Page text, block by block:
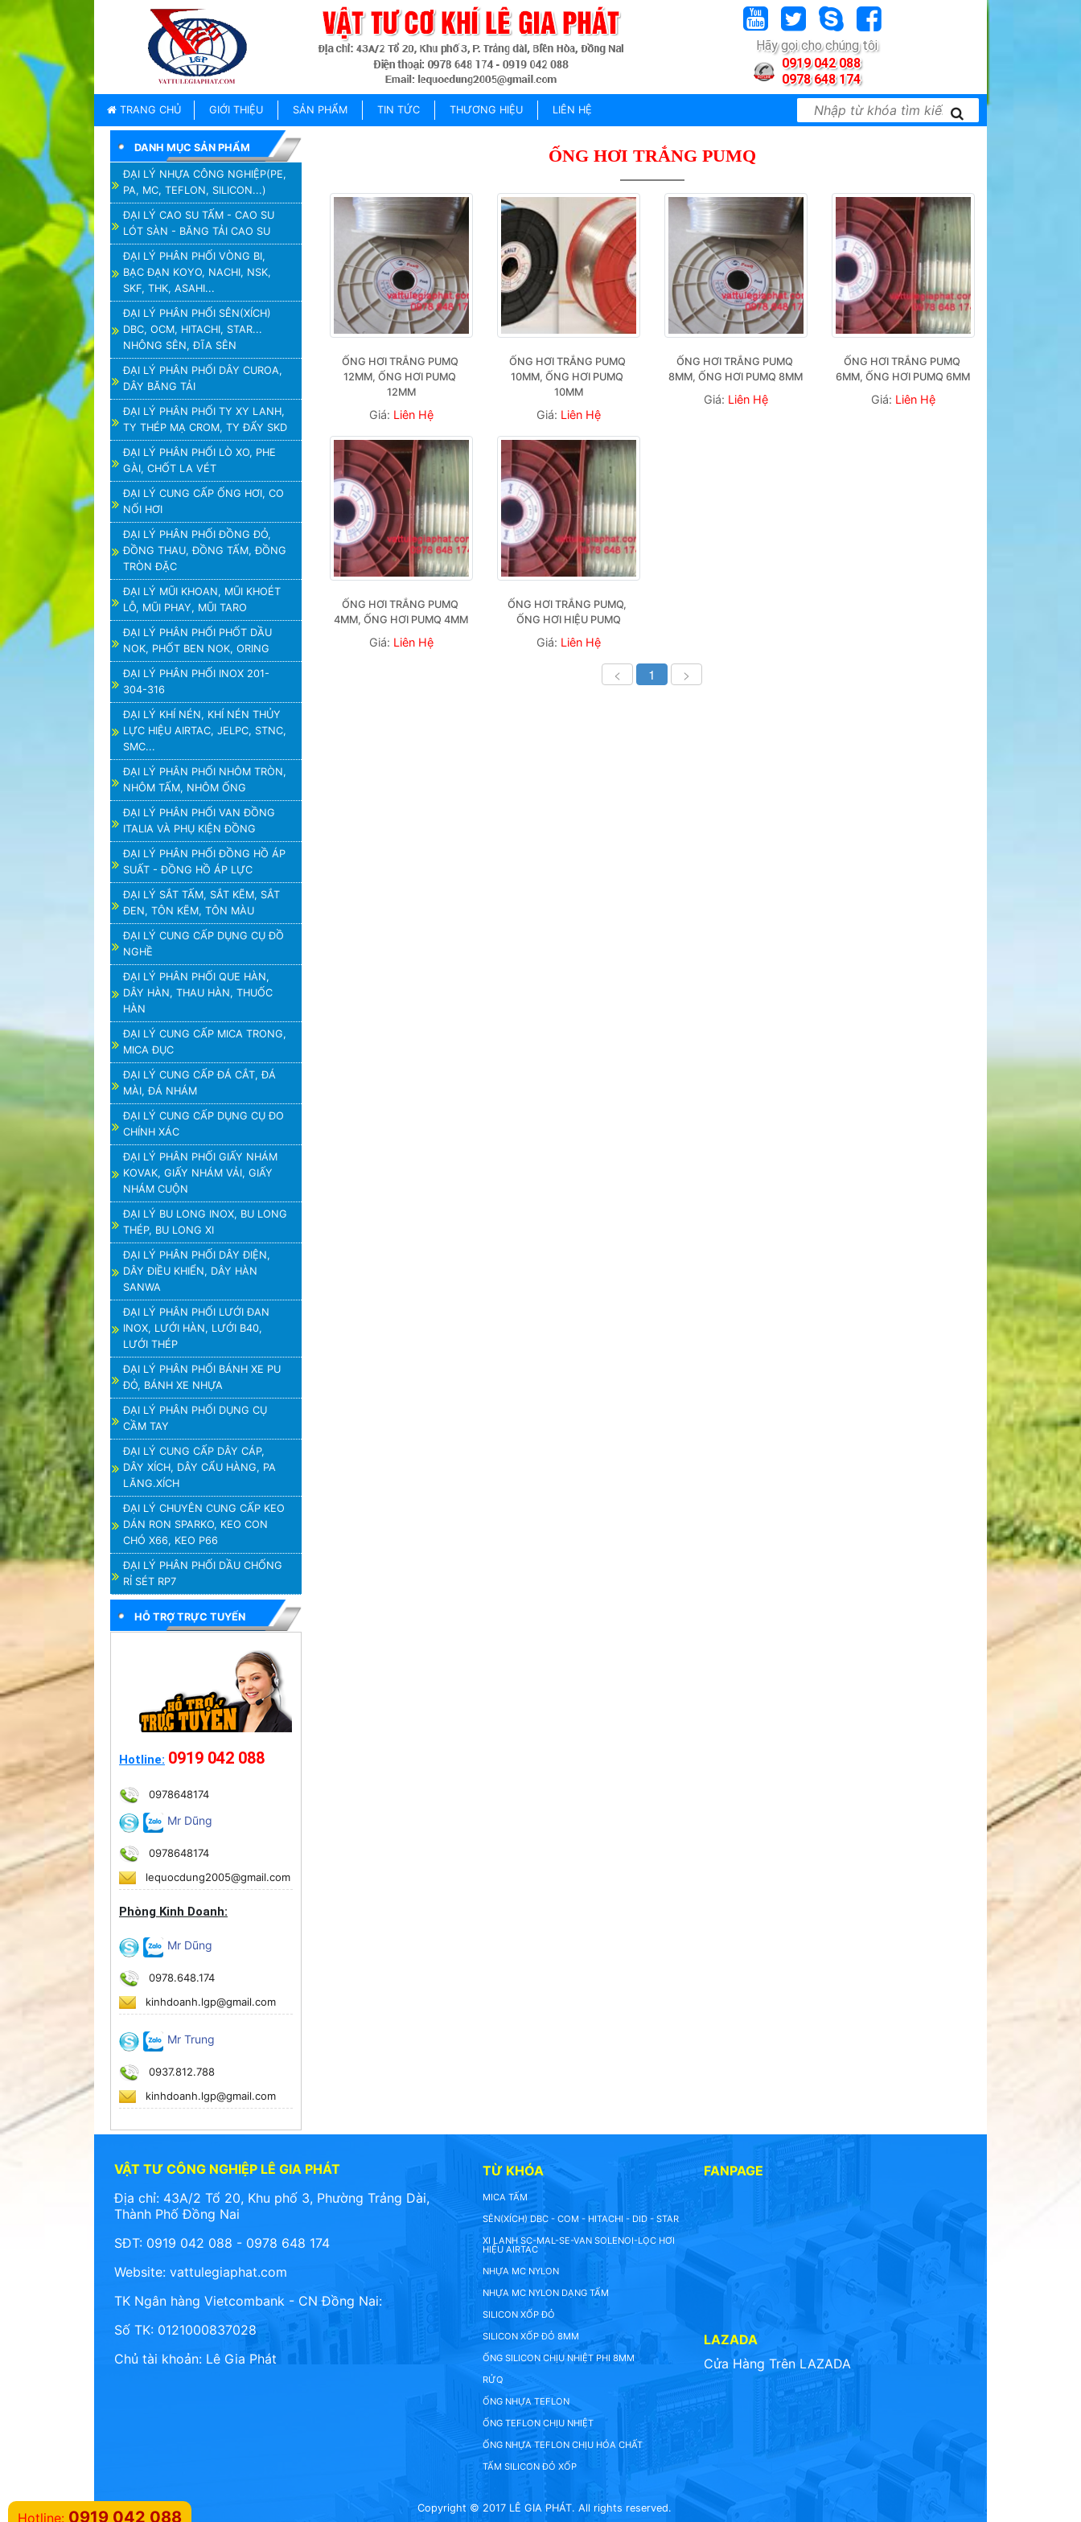
Hãy gọi cho chúng tôi
0919 042 088
0978 648 174
TRANG CHỦ GIỚI THIỆU SẢN PHẨM TIN TỨC THƯƠNG HIỆU LIÊN HỆ
TRANG
CHỦ
SẢN
PHẨM
THƯƠNG
TIN
TỨC
DANH MỤC SẢN PHẨM
ĐẠI LÝ NHỰA CÔNG NGHIỆP(PE,
PA, MC, TEFLON, SILICON...)
ĐẠI LÝ CAO SU TẤM - CAO SU
LÓT SÀN - BĂNG TẢI CAO SU
ĐẠI LÝ PHÂN PHỐI VÒNG BI,
BẠC ĐẠN KOYO, NACHI, NSK,
SKF, THK, ASAHI...
ĐẠI LÝ PHÂN PHỐI SÊN(XÍCH)
DBC, OCM, HITACHI, STAR...
NHÔNG SÊN, ĐĨA SÊN
ĐẠI LÝ PHÂN PHỐI DÂY CUROA,
DÂY BĂNG TẢI
ĐẠI LÝ PHÂN PHỐI TY XY LANH,
TY THÉP MẠ CROM, TY ĐẨY SKD
ĐẠI LÝ PHÂN PHỐI LÒ XO, PHE
GÀI, CHỐT LA VÉT
ĐẠI LÝ CUNG CẤP ỐNG HƠI, CO
NỐI HƠI
ĐẠI LÝ PHÂN PHỐI ĐỒNG ĐỎ,
ĐỒNG THAU, ĐỒNG TẤM, ĐỒNG
TRÒN ĐẶC
ĐẠI LÝ MŨI KHOAN, MŨI KHOÉT
LỖ, MŨI PHAY, MŨI TARO
ĐẠI LÝ PHÂN PHỐI PHỐT DẦU
NOK, PHỐT BEN NOK, ORING
ĐẠI LÝ PHÂN PHỐI INOX 201-
304-316
ĐẠI LÝ KHÍ NÉN, KHÍ NÉN THỦY
LỰC HIỆU AIRTAC, JELPC, STNC,
SMC...
ĐẠI LÝ PHÂN PHỐI NHÔM TRÒN,
NHÔM TẤM, NHÔM ỐNG
ĐẠI LÝ PHÂN PHỐI VAN ĐỒNG
ITALIA VÀ PHỤ KIỆN ĐỒNG
ĐẠI LÝ PHÂN PHỐI ĐỒNG HỒ ÁP
SUẤT - ĐỒNG HỒ ÁP LỰC
ĐẠI LÝ SẮT TẤM, SẮT KẼM, SẮT
ĐEN, TÔN KẼM, TÔN MÀU
ĐẠI LÝ CUNG CẤP DỤNG CỤ ĐỒ
NGHỀ
ĐẠI LÝ PHÂN PHỐI QUE HÀN,
DÂY HÀN, THAU HÀN, THUỐC
HÀN
ĐẠI LÝ CUNG CẤP MICA TRONG,
MICA ĐỤC
ĐẠI LÝ CUNG CẤP ĐÁ CẮT, ĐÁ
MÀI, ĐÁ NHÁM
ĐẠI LÝ CUNG CẤP DỤNG CỤ ĐO
CHÍNH XÁC
ĐẠI LÝ PHÂN PHỐI GIẤY NHÁM
KOVAK, GIẤY NHÁM VẢI, GIẤY
NHÁM CUỘN
ĐẠI LÝ BU LONG INOX, BU LONG
THÉP, BU LONG XI
ĐẠI LÝ PHÂN PHỐI DÂY ĐIỆN,
DÂY ĐIỀU KHIỂN, DÂY HÀN
SANWA
ĐẠI LÝ PHÂN PHỐI LƯỚI ĐAN
INOX, LƯỚI HÀN, LƯỚI B40,
LƯỚI THÉP
ĐẠI LÝ PHÂN PHỐI BÁNH XE PU
ĐỎ, BÁNH XE NHỰA
ĐẠI LÝ PHÂN PHỐI DỤNG CỤ
CẦM TAY
ĐẠI LÝ CUNG CẤP DÂY CÁP,
DÂY XÍCH, DÂY CẨU HÀNG, PA
LĂNG.XÍCH
ĐẠI LÝ CHUYÊN CUNG CẤP KEO
DÁN RON SPARKO, KEO CON
CHÓ X66, KEO P66
ĐẠI LÝ PHÂN PHỐI DẦU CHỐNG
RỈ SÉT RP7
HỖ TRỢ TRỰC TUYẾN
Hotline: 0919 042 088
0978648174
Mr Dũng
0978648174
lequocdung2005@gmail.com
Phòng Kinh Doanh:
Mr Dũng
0978.648.174
kinhdoanh.lgp@gmail.com
Mr Trung
0937.812.788
kinhdoanh.lgp@gmail.com
ỐNG HƠI TRẮNG PUMQ
ỐNG HƠI TRẮNG PUMQ
12MM, ỐNG HƠI PUMQ
12MM
Giá: Liên Hệ
ỐNG HƠI TRẮNG PUMQ
10MM, ỐNG HƠI PUMQ
10MM
Giá: Liên Hệ
ỐNG HƠI TRẮNG PUMQ
8MM, ỐNG HƠI PUMQ 8MM
Giá: Liên Hệ
ỐNG HƠI TRẮNG PUMQ
6MM, ỐNG HƠI PUMQ 6MM
Giá: Liên Hệ
ỐNG HƠI TRẮNG PUMQ
4MM, ỐNG HƠI PUMQ 4MM
Giá: Liên Hệ
ỐNG HƠI TRẮNG PUMQ,
ỐNG HƠI HIỆU PUMQ
Giá: Liên Hệ
< 1 >
VẬT TƯ CÔNG NGHIỆP LÊ GIA PHÁT
Địa chỉ: 43A/2 Tổ 20, Khu phố 3, Phường Trảng Dài,
Thành Phố Đồng Nai
SĐT: 0919 042 088 - 0978 648 174
Website: vattulegiaphat.com
TK Ngân hàng Vietcombank - CN Đồng Nai:
Số TK: 0121000837028
Chủ tài khoản: Lê Gia Phát
TỪ KHÓA
MICA TẤM
SÊN(XÍCH) DBC - COM - HITACHI - DID - STAR
XI LANH SC-MAL-SE-VAN SOLENOI-LỌC HƠI
HIỆU AIRTAC
NHỰA MC NYLON
NHỰA MC NYLON DẠNG TẤM
SILICON XỐP ĐỎ
SILICON XỐP ĐỎ 8MM
ỐNG SILICON CHỊU NHIỆT PHI 8MM
RỬQ
ỐNG NHỰA TEFLON
ỐNG TEFLON CHỊU NHIỆT
ỐNG NHỰA TEFLON CHỊU HÓA CHẤT
TẤM SILICON ĐỎ XỐP
FANPAGE
LAZADA
Cửa Hàng Trên LAZADA
Copyright © 2017 LÊ GIA PHÁT. All rights reserved.
Hotline: 0919 042 088